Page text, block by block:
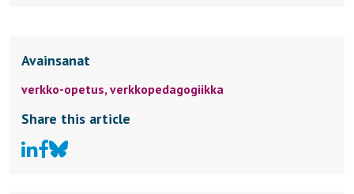
Avainsanat
verkko-opetus,verkkopedagogiikka
Share this article